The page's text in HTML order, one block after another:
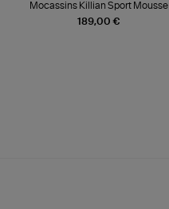
189,00 €
Mocassins Killian Sport Mousse